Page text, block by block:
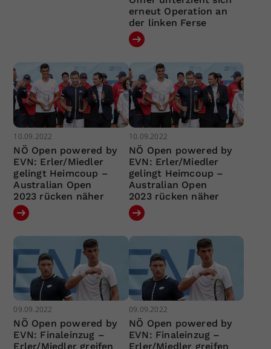
erneut Operation an
der linken Ferse
10.09.2022
NÖ Open powered by
EVN: Erler/Miedler
gelingt Heimcoup –
Australian Open
2023 rücken näher
10.09.2022
NÖ Open powered by
EVN: Erler/Miedler
gelingt Heimcoup –
Australian Open
2023 rücken näher
09.09.2022
NÖ Open powered by
EVN: Finaleinzug –
Erler/Miedler greifen
09.09.2022
NÖ Open powered by
EVN: Finaleinzug –
Erler/Miedler greifen